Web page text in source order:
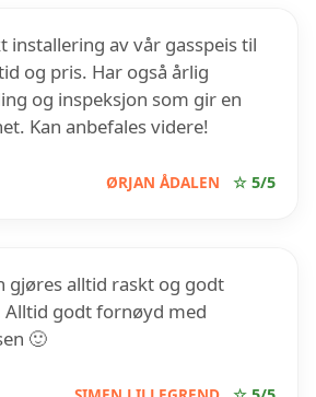
installering av vår gasspeis til
og pris. Har også årlig
og inspeksjon som gir en
Kan anbefales videre!
ØRJAN ÅDALEN ☆ 5/5
gjøres alltid raskt og godt
godt fornøyd med
🙂